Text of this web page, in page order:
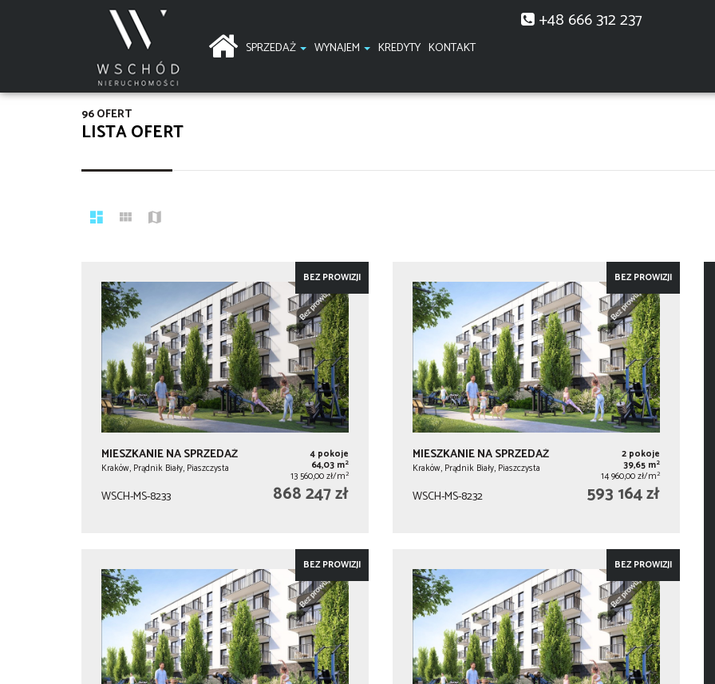
SPRZEDAŻ WYNAJEM KREDYTY KONTAKT
+48 666 312 237
LISTA OFERT
96 OFERT
BEZ PROWIZJI
MIESZKANIE NA SPRZEDAŻ
Kraków, Prądnik Biały, Piaszczysta
4 pokoje
64,03 m2
13 560,00 zł/m2
WSCH-MS-8233 868 247 zł
BEZ PROWIZJI
MIESZKANIE NA SPRZEDAŻ
Kraków, Prądnik Biały, Piaszczysta
2 pokoje
39,65 m2
14 960,00 zł/m2
WSCH-MS-8232 593 164 zł
BEZ PROWIZJI BEZ PROWIZJI